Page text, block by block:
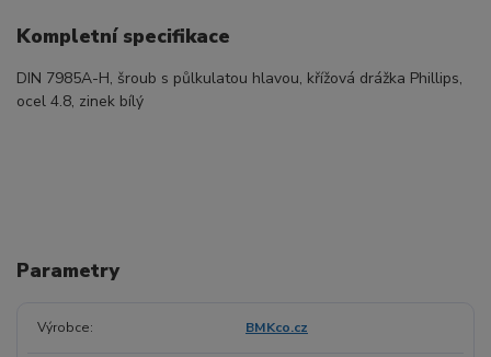
Kompletní specifikace
DIN 7985A-H, šroub s půlkulatou hlavou, křížová drážka Phillips,
ocel 4.8, zinek bílý
Parametry
Výrobce BMKco.cz